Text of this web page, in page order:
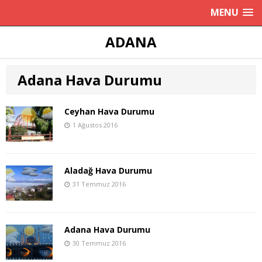
MENU
ADANA
Adana Hava Durumu
Ceyhan Hava Durumu
1 Ağustos 2016
Aladağ Hava Durumu
31 Temmuz 2016
Adana Hava Durumu
30 Temmuz 2016